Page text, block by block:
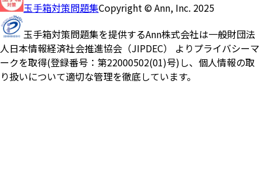
玉手箱対策問題集Copyright © Ann, Inc. 2025
玉手箱対策問題集を提供するAnn株式会社は一般財団法
人日本情報経済社会推進協会（JIPDEC） よりプライバシーマ
ークを取得(登録番号：第22000502(01)号)し、個人情報の取
り扱いについて適切な管理を徹底しています。